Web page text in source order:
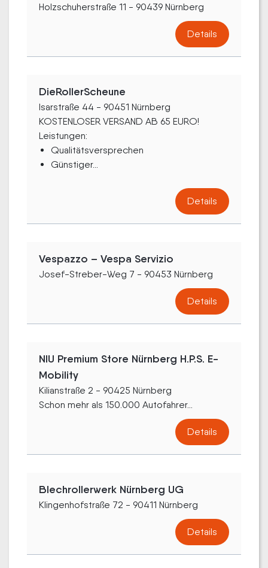
Holzschuherstraße 11 - 90439 Nürnberg
Details
DieRollerScheune
Isarstraße 44 - 90451 Nürnberg
KOSTENLOSER VERSAND AB 65 EURO!
Leistungen:
Qualitätsversprechen
Günstiger...
Details
Vespazzo – Vespa Servizio
Josef-Streber-Weg 7 - 90453 Nürnberg
Details
NIU Premium Store Nürnberg H.P.S. E-
Mobility
Kilianstraße 2 - 90425 Nürnberg
Schon mehr als 150.000 Autofahrer...
Details
Blechrollerwerk Nürnberg UG
Klingenhofstraße 72 - 90411 Nürnberg
Details